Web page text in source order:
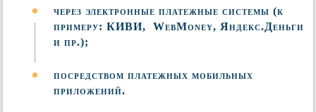
через электронные платежные системы (к
примеру: КИВИ, WebMoney, Яндекс.Деньги
и пр.);
посредством платежных мобильных
приложений.